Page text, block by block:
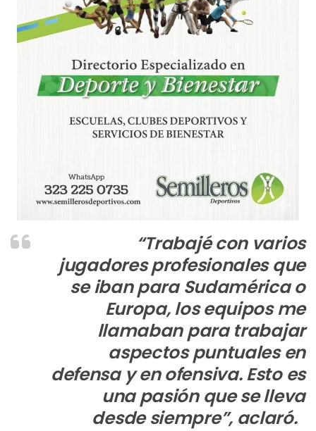
“Trabajé con varios
jugadores profesionales que
se iban para Sudamérica o
Europa, los equipos me
llamaban para trabajar
aspectos puntuales en
defensa y en ofensiva. Esto es
una pasión que se lleva
desde siempre”, aclaró.